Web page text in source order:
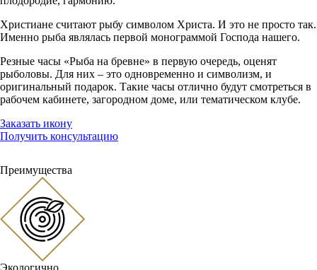
Христиане считают рыбу символом Христа. И это не просто так.
Именно рыба являлась первой монограммой Господа нашего.
Резные часы «Рыба на бревне» в первую очередь, оценят
рыболовы. Для них – это одновременно и символизм, и
оригинальный подарок. Такие часы отлично будут смотреться в
рабочем кабинете, загородном доме, или тематическом клубе.
Заказать икону
Получить консультацию
Преимущества